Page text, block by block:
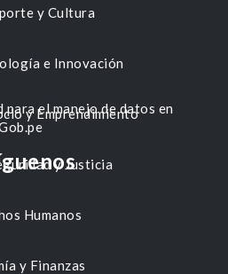
y Cultura
e Innovación
y Emprendimiento
y Justicia
Humanos
y Finanzas
el manejo de datos en